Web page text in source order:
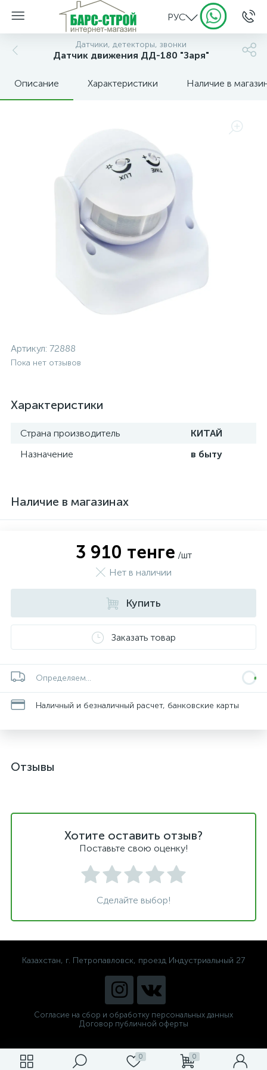
РУС
0 0
Датчики, детекторы, звонки
Датчик движения ДД-180 "Заря"
Описание Характеристики Наличие в
Артикул: 72888
Пока нет отзывов
Характеристики
Страна производитель
КИТАЙ
Назначение
в быту
Наличие в магазинах
3 910 тенге /шт
Нет в наличии
Купить
Заказать товар
Определяем...
Наличный и безналичный расчет, банковские карты
Отзывы
Хотите оставить отзыв?
Поставьте свою оценку!
Сделайте выбор!
Казахстан, г. Петропавловск, проезд Индустриальный 27
Согласие на сбор и обработку персональных данных
Договор публичной оферты